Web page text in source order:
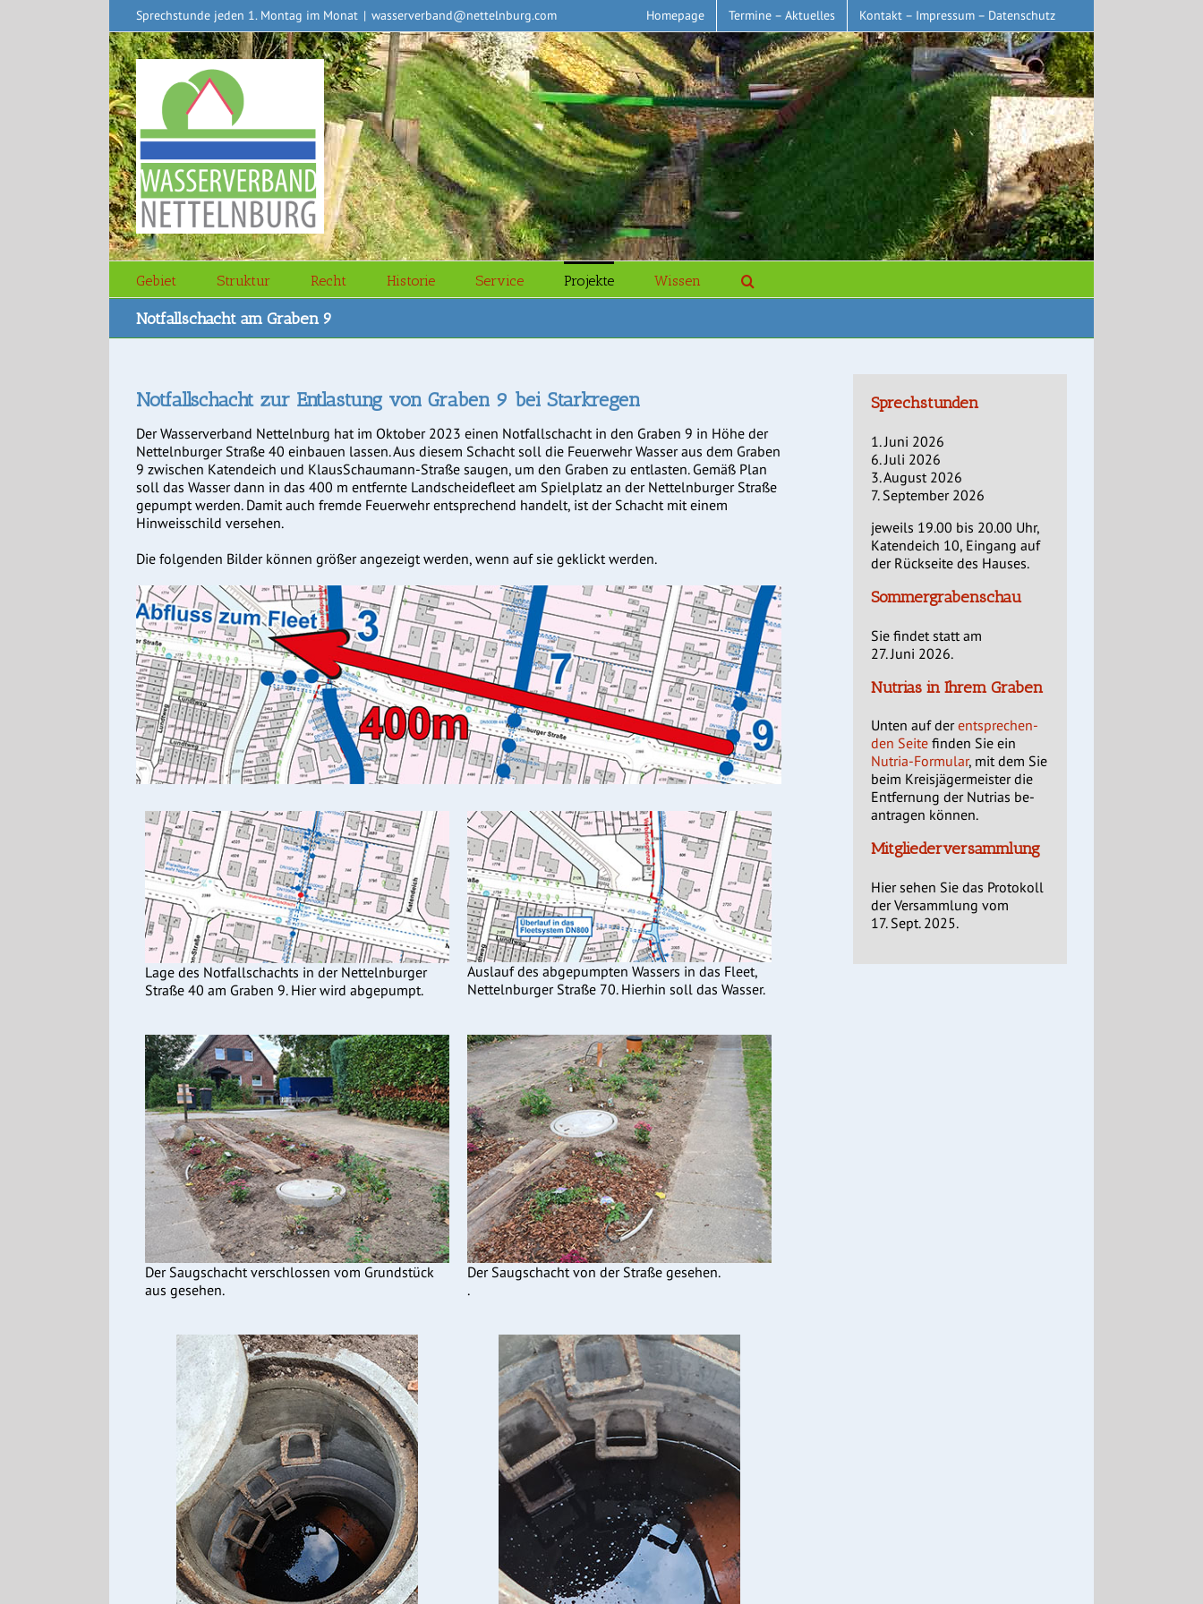
Sprechstunde jeden 1. Montag im Monat | wasserverband@nettelnburg.com Homepage Termine – Aktuelles Kontakt – Impressum – Datenschutz
Gebiet Struktur Recht Historie Service Projekte Wissen
Notfallschacht am Graben 9
Notfallschacht zur Entlastung von Graben 9 bei Starkregen
Der Wasserverband Nettelnburg hat im Oktober 2023 einen Notfallschacht in den Graben 9 in Höhe der
Nettelnburger Straße 40 einbauen lassen. Aus diesem Schacht soll die Feuerwehr Wasser aus dem Graben
9 zwischen Katendeich und KlausSchaumann-Straße saugen, um den Graben zu entlasten. Gemäß Plan
soll das Wasser dann in das 400 m entfernte Landscheidefleet am Spielplatz an der Nettelnburger Straße
gepumpt werden. Damit auch fremde Feuerwehr entsprechend handelt, ist der Schacht mit einem
Hinweisschild versehen.
Die folgenden Bilder können größer angezeigt werden, wenn auf sie geklickt werden.
Lage des Notfallschachts in der Nettelnburger
Straße 40 am Graben 9. Hier wird abgepumpt.
Auslauf des abgepumpten Wassers in das Fleet,
Nettelnburger Straße 70. Hierhin soll das Wasser.
Der Saugschacht verschlossen vom Grundstück
aus gesehen.
Der Saugschacht von der Straße gesehen.
.
Sprechstunden
1. Juni 2026
6. Juli 2026
3. August 2026
7. September 2026
jeweils 19.00 bis 20.00 Uhr,
Katendeich 10, Eingang auf
der Rückseite des Hauses.
Sommergrabenschau
Sie findet statt am
27. Juni 2026.
Nutrias in Ihrem Graben
Unten auf derentsprechen-
den Seitefinden Sie ein
Nutria-Formular, mit dem Sie
beim Kreisjägermeister die
Entfernung der Nutrias be-
antragen können.
Mitgliederversammlung
Hier sehen Sie das Protokoll
der Versammlung vom
17. Sept. 2025.